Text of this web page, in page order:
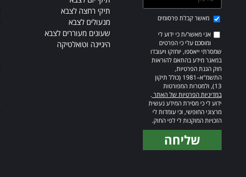
מאשר קבלת פרסומים
אני מאשר/ת כי ידוע לי
ומוסכם עלי כי הפרטים
שמסרתי ייאספו, יוחזקו ויעובדו
במאגר מידע בהתאם להוראות
חוק הגנת הפרטיות,
התשמ"א–1981 (כולל תיקון
13), ולמטרות המפורטות
במדיניות הפרטיות של האתר.
ידוע לי כי מסירת המידע נעשית
מרצוני החופשי, וכי עומדות לי
הזכויות המוקנות לי לפי החוק.
שליחה
תיקי רחצה לצבא
מנעולים לצבא
שעונים מעוררים לצבא
היגיינה וטואלטיקה